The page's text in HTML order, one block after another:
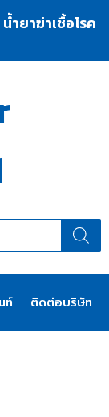
ำยาฆ่าเชื้อโรค
ท์ ติดต่อบริษัท